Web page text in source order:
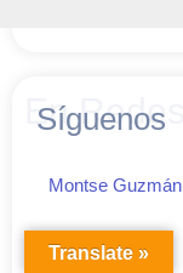
En Redes
Síguenos
Montse Guzmán
Translate »